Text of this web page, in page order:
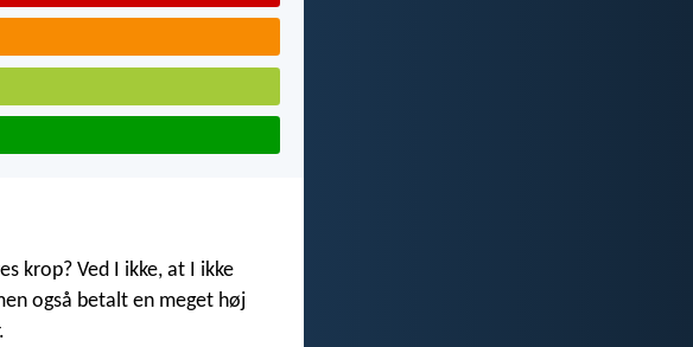
krop? Ved I ikke, at I ikke
også betalt en meget høj